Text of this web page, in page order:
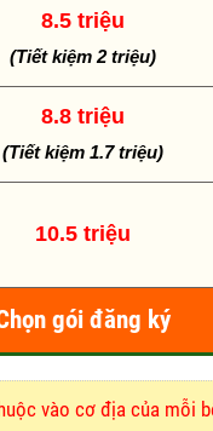
8.5 triệu
(Tiết kiệm 2 triệu)
8.8 triệu
(Tiết kiệm 1.7 triệu)
10.5 triệu
gói đăng ký
vào cơ địa của mỗi